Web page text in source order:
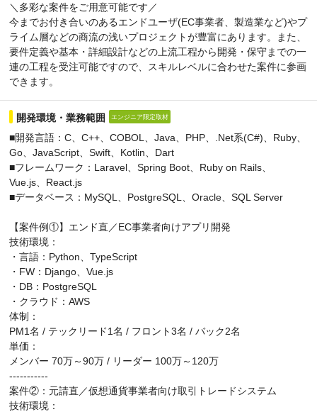
＼多彩な案件をご用意可能です／
今までお付き合いのあるエンドユーザ(EC事業者、製造業など)やプ
ライム層などの商流の浅いプロジェクトが豊富にあります。また、
要件定義や基本・詳細設計などの上流工程から開発・保守までの一
連の工程を受注可能ですので、スキルレベルに合わせた案件に参画
できます。
開発環境・業務範囲 エンジニア限定取材
■開発言語：C、C++、COBOL、Java、PHP、.Net系(C#)、Ruby、
Go、JavaScript、Swift、Kotlin、Dart
■フレームワーク：Laravel、Spring Boot、Ruby on Rails、
Vue.js、React.js
■データベース：MySQL、PostgreSQL、Oracle、SQL Server
【案件例①】エンド直／EC事業者向けアプリ開発
技術環境：
・言語：Python、TypeScript
・FW：Django、Vue.js
・DB：PostgreSQL
・クラウド：AWS
体制：
PM1名 / テックリード1名 / フロント3名 / バック2名
単価：
メンバー 70万～90万 / リーダー 100万～120万
-----------
案件②：元請直／仮想通貨事業者向け取引トレードシステム
技術環境：